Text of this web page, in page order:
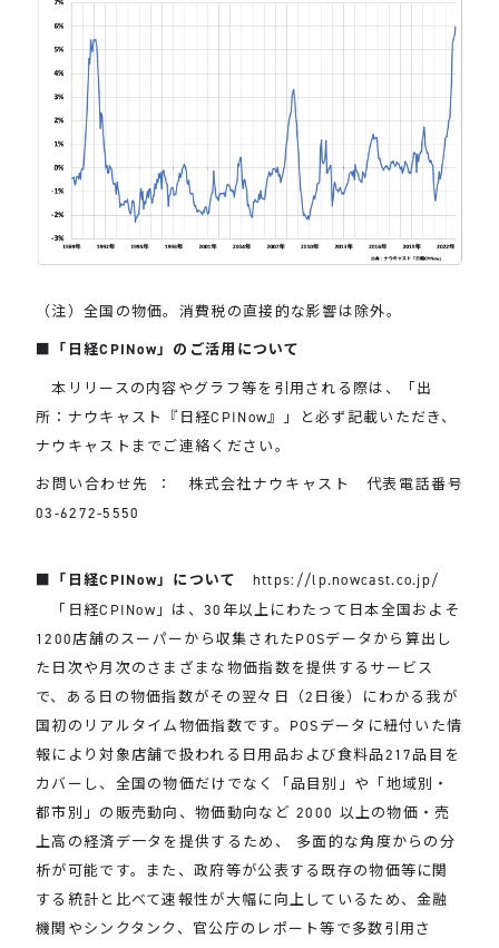
（注）全国の物価。消費税の直接的な影響は除外。
■「日経CPINow」のご活用について
本リリースの内容やグラフ等を引用される際は、「出
所：ナウキャスト『日経CPINow』」と必ず記載いただき、
ナウキャストまでご連絡ください。
お問い合わせ先 ： 株式会社ナウキャスト 代表電話番号
03-6272-5550
■「日経CPINow」について https://lp.nowcast.co.jp/
「日経CPINow」は、30年以上にわたって日本全国およそ
1200店舗のスーパーから収集されたPOSデータから算出し
た日次や月次のさまざまな物価指数を提供するサービス
で、ある日の物価指数がその翌々日（2日後）にわかる我が
国初のリアルタイム物価指数です。POSデータに紐付いた情
報により対象店舗で扱われる日用品および食料品217品目を
カバーし、全国の物価だけでなく「品目別」や「地域別・
都市別」の販売動向、物価動向など 2000 以上の物価・売
上高の経済デ一タを提供するため、 多面的な角度からの分
析が可能です。また、政府等が公表する既存の物価等に関
する統計と比べて速報性が大幅に向上しているため、金融
機関やシンクタンク、官公庁のレポート等で多数引用さ